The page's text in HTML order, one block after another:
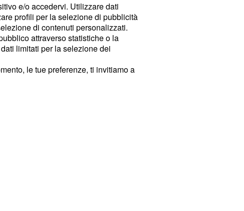
e/o accedervi. Utilizzare dati
profili per la selezione di pubblicità
di contenuti personalizzati.
attraverso statistiche o la
limitati per la selezione dei
le tue preferenze, ti invitiamo a